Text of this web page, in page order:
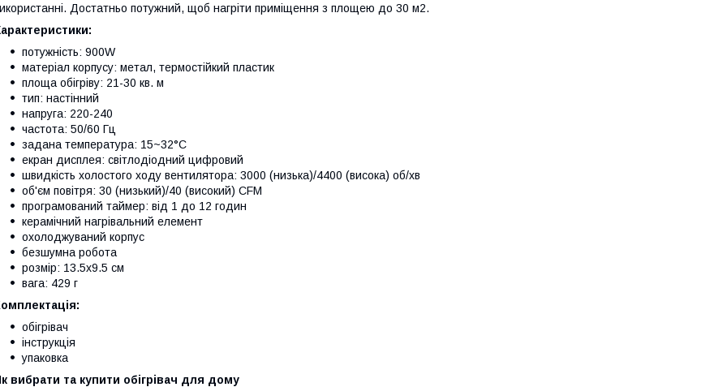
Достатньо потужний, щоб нагріти приміщення з площею до 30 м2.
потужність: 900W
матеріал корпусу: метал, термостійкий пластик
площа обігріву: 21-30 кв. м
тип: настінний
напруга: 220-240
частота: 50/60 Гц
задана температура: 15~32°C
екран дисплея: світлодіодний цифровий
швидкість холостого ходу вентилятора: 3000 (низька)/4400 (висока) об/хв
об'єм повітря: 30 (низький)/40 (високий) CFM
програмований таймер: від 1 до 12 годин
керамічний нагрівальний елемент
охолоджуваний корпус
безшумна робота
розмір: 13.5х9.5 см
вага: 429 г
обігрівач
інструкція
упаковка
вибрати та купити обігрівач для дому